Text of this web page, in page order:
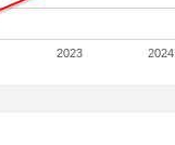
2023 2024